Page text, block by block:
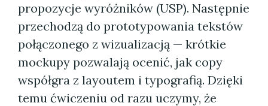
propozycje wyróżników (USP). Następnie
przechodzą do prototypowania tekstów
połączonego z wizualizacją — krótkie
mockupy pozwalają ocenić, jak copy
współgra z layoutem i typografią. Dzięki
temu ćwiczeniu od razu uczymy, że